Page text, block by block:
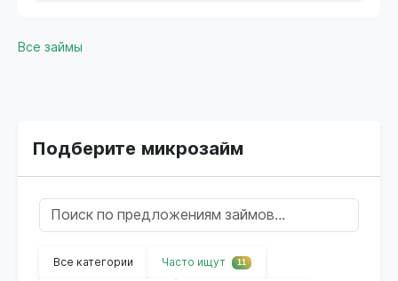
Все займы
Подберите микрозайм
Все категории Часто ищут 11